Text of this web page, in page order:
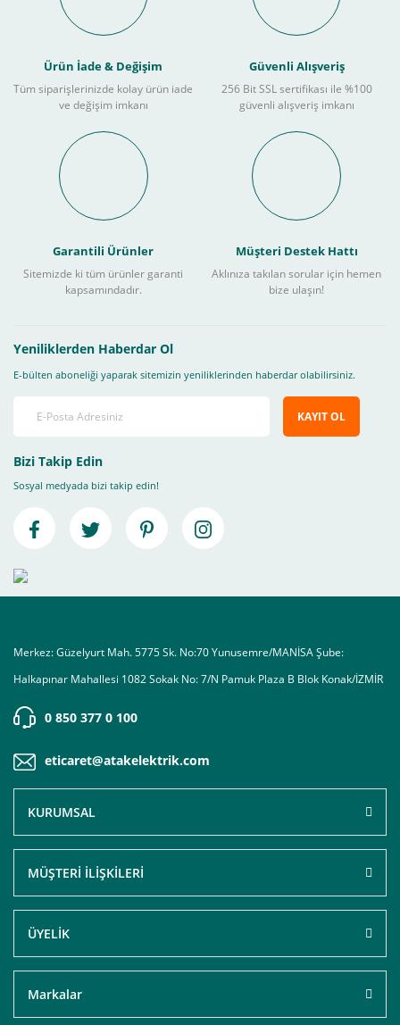
Ürün İade & Değişim
Tüm siparişlerinizde kolay ürün iade
ve değişim imkanı
Güvenli Alışveriş
256 Bit SSL sertifikası ile %100
güvenli alışveriş imkanı
Garantili Ürünler
Sitemizde ki tüm ürünler garanti
kapsamındadır.
Müşteri Destek Hattı
Aklınıza takılan sorular için hemen
bize ulaşın!
Yeniliklerden Haberdar Ol
E-bülten aboneliği yaparak sitemizin yeniliklerinden haberdar olabilirsiniz.
KAYIT OL
Bizi Takip Edin
Sosyal medyada bizi takip edin!
Merkez: Güzelyurt Mah. 5775 Sk. No:70 Yunusemre/MANİSA Şube:
Halkapınar Mahallesi 1082 Sokak No: 7/N Pamuk Plaza B Blok Konak/İZMİR
0 850 377 0 100
eticaret@atakelektrik.com
KURUMSAL
MÜŞTERİ İLİŞKİLERİ
ÜYELİK
Markalar